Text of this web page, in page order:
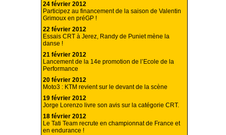
24 février 2012
Participez au financement de la saison de Valentin
Grimoux en préGP !
22 février 2012
Essais CRT à Jerez, Randy de Puniet mène la
danse !
21 février 2012
Lancement de la 14e promotion de l’Ecole de la
Performance
20 février 2012
Moto3 : KTM revient sur le devant de la scène
19 février 2012
Jorge Lorenzo livre son avis sur la catégorie CRT.
18 février 2012
Le Tati Team recrute en championnat de France et
en endurance !